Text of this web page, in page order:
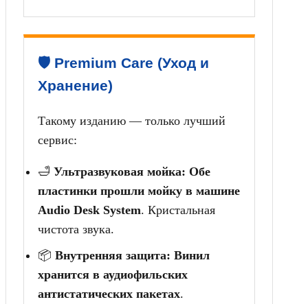
🛡️ Premium Care (Уход и
Хранение)
Такому изданию — только лучший
сервис:
🛁 Ультразвуковая мойка: Обе
пластинки прошли мойку в машине
Audio Desk System. Кристальная
чистота звука.
📦 Внутренняя защита: Винил
хранится в аудиофильских
антистатических пакетах.